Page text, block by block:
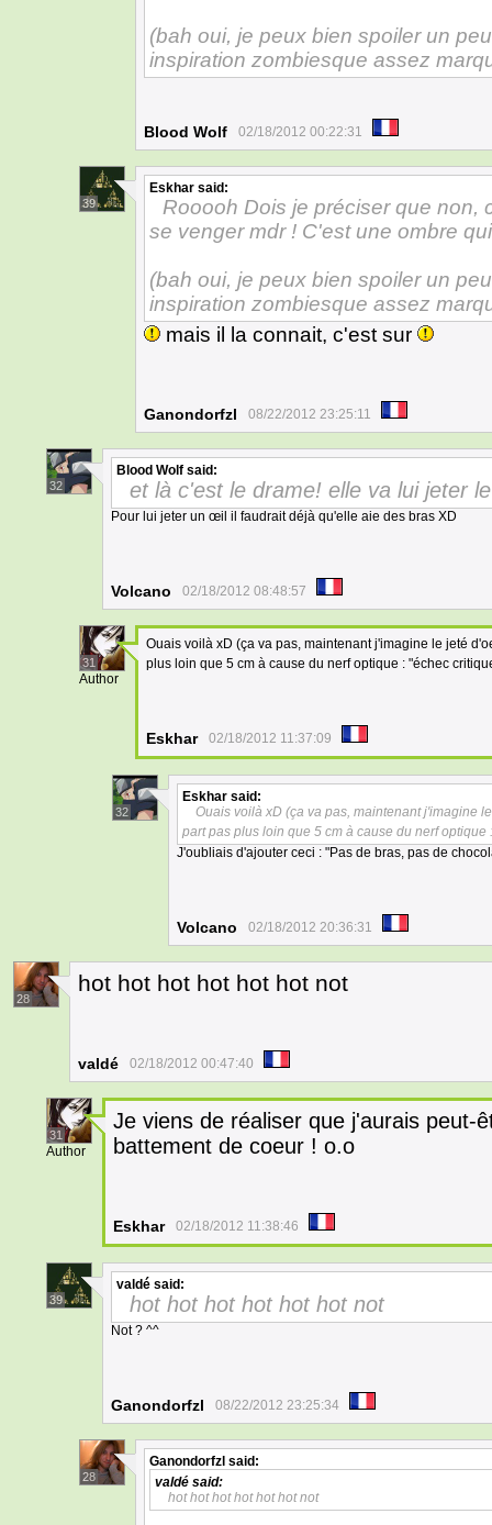
(bah oui, je peux bien spoiler un
inspiration zombiesque assez
Blood Wolf 02/18/2012 00:22:31
39
Eskhar said:
Rooooh Dois je préciser que non,
se venger mdr ! C'est une ombre
(bah oui, je peux bien spoiler un
inspiration zombiesque assez
mais il la connait, c'est sur
Ganondorfzl 08/22/2012 23:25:11
32
Blood Wolf said:
et là c'est le drame! elle va lui jeter
Pour lui jeter un œil il faudrait déjà qu'elle aie des bras XD
Volcano 02/18/2012 08:48:57
31
Author
Ouais voilà xD (ça va pas, maintenant j'imagine le jeté
plus loin que 5 cm à cause du nerf optique : "échec
Eskhar 02/18/2012 11:37:09
32
Eskhar said:
Ouais voilà xD (ça va pas, maintenant j'imagine
part pas plus loin que 5 cm à cause du nerf optique
J'oubliais d'ajouter ceci : "Pas de bras, pas de
Volcano 02/18/2012 20:36:31
28
hot hot hot hot hot hot not
valdé 02/18/2012 00:47:40
31
Author
Je viens de réaliser que j'aurais peut-
battement de coeur ! o.o
Eskhar 02/18/2012 11:38:46
39
valdé said:
hot hot hot hot hot hot not
Not ? ^^
Ganondorfzl 08/22/2012 23:25:34
28
Ganondorfzl said:
valdé said:
hot hot hot hot hot hot not